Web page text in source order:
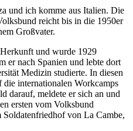
und ich komme aus Italien. Die
reicht bis in die 1950er
Großvater.
und wurde 1929
er nach Spanien und lebte dort
Medizin studierte. In diesen
die internationalen Workcamps
darauf, meldete er sich an und
ersten vom Volksbund
Soldatenfriedhof von La Cambe,